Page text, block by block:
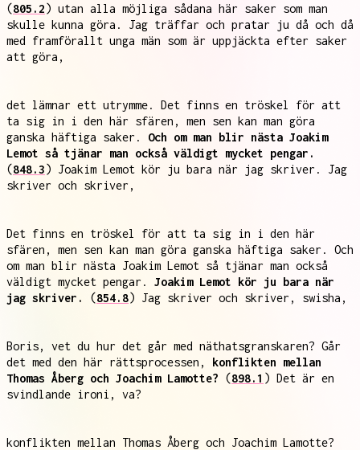
(805.2) utan alla möjliga sådana här saker som man
skulle kunna göra. Jag träffar och pratar ju då och då
med framförallt unga män som är uppjäckta efter saker
att göra,
det lämnar ett utrymme. Det finns en tröskel för att
ta sig in i den här sfären, men sen kan man göra
ganska häftiga saker. Och om man blir nästa Joakim
Lemot så tjänar man också väldigt mycket pengar.
(848.3) Joakim Lemot kör ju bara när jag skriver. Jag
skriver och skriver,
Det finns en tröskel för att ta sig in i den här
sfären, men sen kan man göra ganska häftiga saker. Och
om man blir nästa Joakim Lemot så tjänar man också
väldigt mycket pengar. Joakim Lemot kör ju bara när
jag skriver.
(854.8) Jag skriver och skriver, swisha,
Boris, vet du hur det går med näthatsgranskaren? Går
det med den här rättsprocessen, konflikten mellan
Thomas Åberg och Joachim Lamotte? (898.1 ) Det är en
svindlande ironi, va?
konflikten mellan Thomas Åberg och Joachim Lamotte?